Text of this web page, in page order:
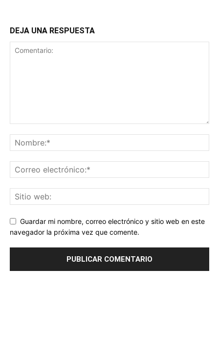
DEJA UNA RESPUESTA
Guardar mi nombre, correo electrónico y sitio web en este
navegador la próxima vez que comente.